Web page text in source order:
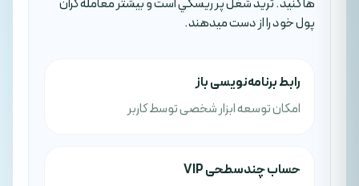
ها کنيد. تريد شغل پر ريسکي است و بيشتر معامله گران
پول خود را از دست ميدهند.
رابط برنامه‌نویسی باز
امکان توسعه ابزار شخصی توسط کاربر
حساب چندسطحی VIP